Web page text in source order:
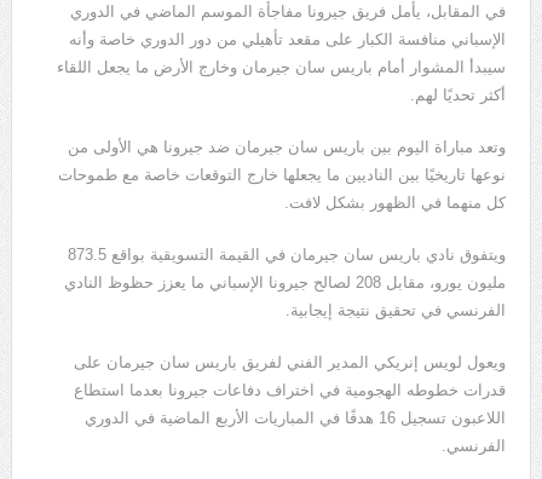
في المقابل، يأمل فريق جيرونا مفاجأة الموسم الماضي في الدوري
الإسباني منافسة الكبار على مقعد تأهيلي من دور الدوري خاصة وأنه
سيبدأ المشوار أمام باريس سان جيرمان وخارج الأرض ما يجعل اللقاء
أكثر تحديًا لهم.
وتعد مباراة اليوم بين باريس سان جيرمان ضد جيرونا هي الأولى من
نوعها تاريخيًا بين الناديين ما يجعلها خارج التوقعات خاصة مع طموحات
كل منهما في الظهور بشكل لافت.
ويتفوق نادي باريس سان جيرمان في القيمة التسويقية بواقع 873.5
مليون يورو، مقابل 208 لصالح جيرونا الإسباني ما يعزز حظوظ النادي
الفرنسي في تحقيق نتيجة إيجابية.
ويعول لويس إنريكي المدير الفني لفريق باريس سان جيرمان على
قدرات خطوطه الهجومية في اختراف دفاعات جيرونا بعدما استطاع
اللاعبون تسجيل 16 هدفًا في المباريات الأربع الماضية في الدوري
الفرنسي.